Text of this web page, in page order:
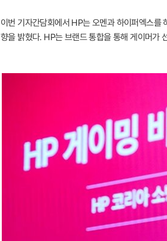
이번 기자간담회에서 HP는 오멘과 하이퍼엑스를
향을 밝혔다. HP는 브랜드 통합을 통해 게이머가